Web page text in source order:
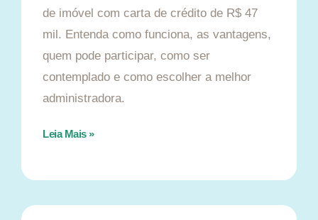
de imóvel com carta de crédito de R$ 47
mil. Entenda como funciona, as vantagens,
quem pode participar, como ser
contemplado e como escolher a melhor
administradora.
Leia Mais »